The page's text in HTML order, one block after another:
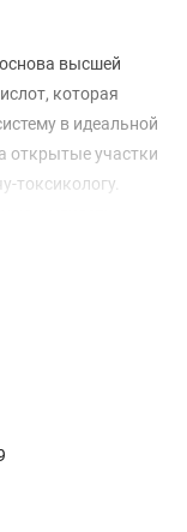
высшей
которая
в идеальной
открытые участки
токсикологу.